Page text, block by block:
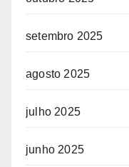
setembro 2025
agosto 2025
julho 2025
junho 2025